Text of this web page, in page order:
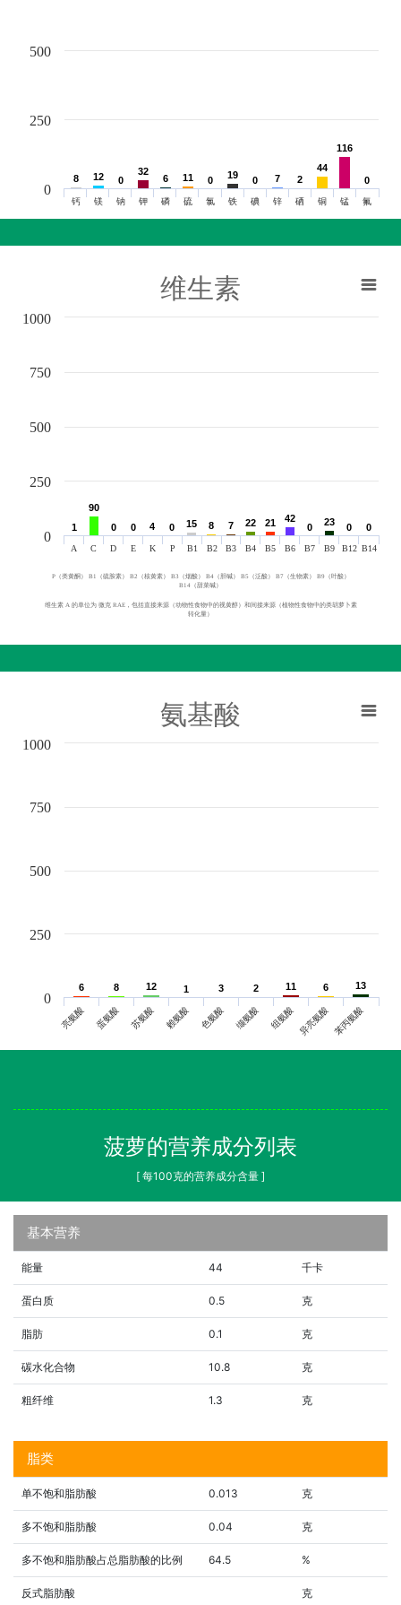
8
8 12
12 0
0
32
32
6
6 11
11 0
0 19
19 0
0 7
7 2
2
44
44
116
116
0
0
钙 镁 钠 钾 磷 硫 氯 铁 碘 锌 硒 铜 锰 氟
0
250
500
维生素
1
1
90
90
0
0 0
0 4
4 0
0 15
15 8
8 7
7 22
22 21
21 42
42
0
0 23
23 0
0 0
0
A C D E K P B1 B2 B3 B4 B5 B6 B7 B9 B12 B14
0
250
500
750
1000
P（类黄酮） B1（硫胺素） B2（核黄素） B3（烟酸） B4（胆碱） B5（泛酸） B7（生物素） B9（叶酸）
B14（甜菜碱）
维生素 A 的单位为 微克 RAE，包括直接来源（动物性食物中的视黄醇）和间接来源（植物性食物中的类胡萝卜素
转化量）
氨基酸
6
6 8
8 12
12 1
1 3
3 2
2 11
11 6
6 13
13
亮氨酸 蛋氨酸 苏氨酸 赖氨酸 色氨酸 缬氨酸 组氨酸 异亮氨酸苯丙氨酸
0
250
500
750
1000
菠萝的营养成分列表
[ 每100克的营养成分含量 ]
基本营养
能量 44 千卡
蛋白质 0.5 克
脂肪 0.1 克
碳水化合物 10.8 克
粗纤维 1.3 克
脂类
单不饱和脂肪酸 0.013 克
多不饱和脂肪酸 0.04 克
多不饱和脂肪酸占总脂肪酸的比例 64.5 %
反式脂肪酸 克